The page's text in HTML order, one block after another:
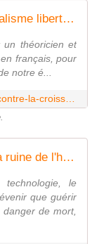
★ Contre la croissance infinie - Socialisme libertaire
français, pour
notre é...
1984 : science sans conscience sera ruine de l'homme ? - Socialisme libertaire
le
que guérir
de mort,